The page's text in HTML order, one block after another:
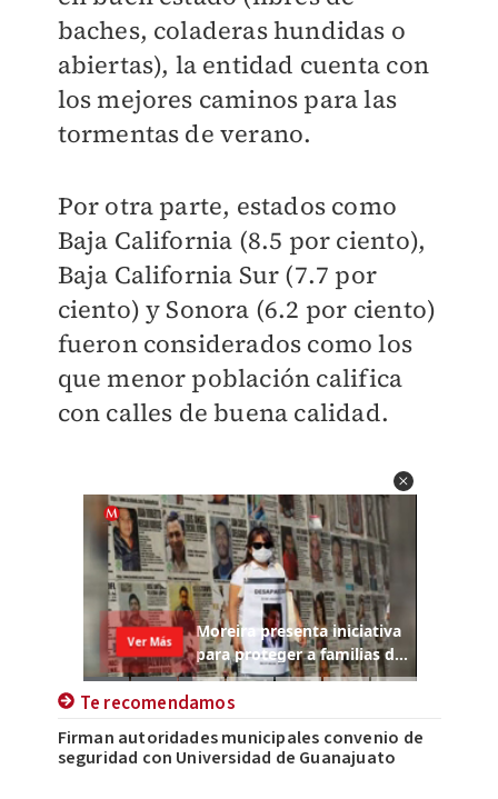
baches, coladeras hundidas o
abiertas), la entidad cuenta con
los mejores caminos para las
tormentas de verano.
Por otra parte, estados como
Baja California (8.5 por ciento),
Baja California Sur (7.7 por
ciento) y Sonora (6.2 por ciento)
fueron considerados como los
que menor población califica
con calles de buena calidad.
Te recomendamos
Firman autoridades municipales convenio de
seguridad con Universidad de Guanajuato